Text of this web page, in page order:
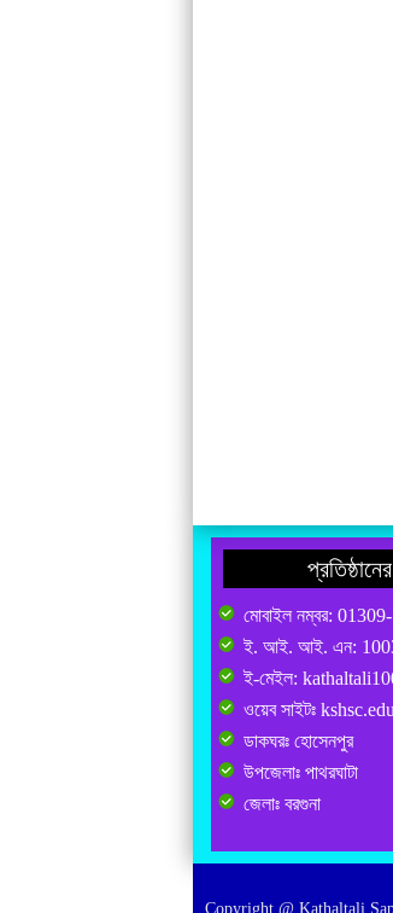
মোবাইল নম্বর:
ই. আই. আই. এন:
ই-মেইল:
ওয়েব সাইটঃ
ডাকঘরঃ হোসেনপুর
উপজেলাঃ পাথরঘাটা
জেলাঃ বরগুনা
Copyright @ Kathaltali